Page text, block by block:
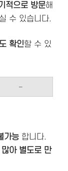
적으로 방문해
수 있습니다.
확인할 수 있
–
가능 합니다.
아 별도로 만